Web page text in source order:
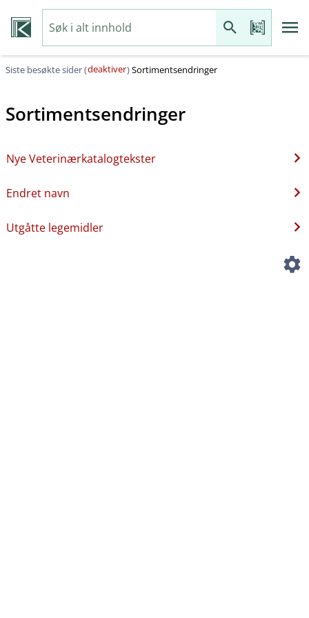
Siste besøkte sider (deaktiver)Sortimentsendringer
Sortimentsendringer
Nye Veterinærkatalogtekster
Endret navn
Utgåtte legemidler